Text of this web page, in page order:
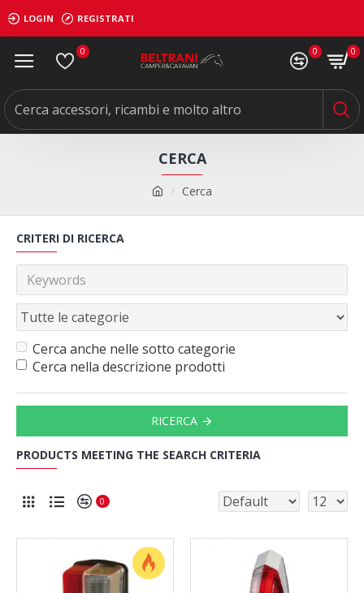
LOGIN REGISTRATI
0 0 0
Cerca
CERCA
CRITERI DI RICERCA
Cerca anche nelle sotto categorie
Cerca nella descrizione prodotti
RICERCA
PRODUCTS MEETING THE SEARCH CRITERIA
0